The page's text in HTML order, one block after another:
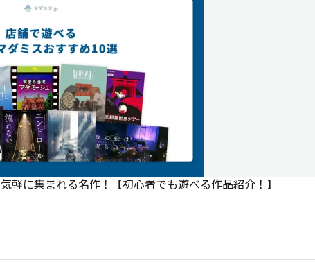
軽に集まれる名作！【初心者でも遊べる作品紹介！】